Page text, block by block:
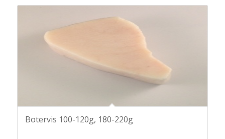
Botervis 100-120g, 180-220g